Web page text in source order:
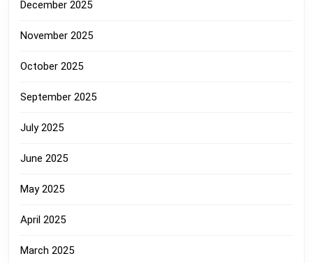
December 2025
November 2025
October 2025
September 2025
July 2025
June 2025
May 2025
April 2025
March 2025